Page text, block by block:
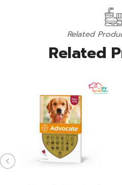
Related
Related